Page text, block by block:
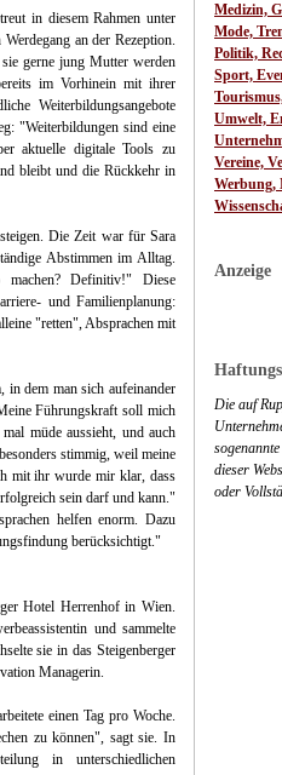
Medizin,
Mode,
Politik,
Sport,
Umwelt,
Vereine,
Werbung,
Anzeige
Die auf
dieser
oder
in diesem Rahmen unter
an der Rezeption.
gerne jung Mutter werden
im Vorhinein mit ihrer
Weiterbildungsangebote
"Weiterbildungen sind eine
aktuelle digitale Tools zu
bleibt und die Rückkehr in
Die Zeit war für Sara
Abstimmen im Alltag.
Definitiv!" Diese
und Familienplanung:
"retten", Absprachen mit
in dem man sich aufeinander
Führungskraft soll mich
müde aussieht, und auch
stimmig, weil meine
mit ihr wurde mir klar, dass
sein darf und kann."
helfen enorm. Dazu
berücksichtigt."
Hotel Herrenhof in Wien.
und sammelte
sie in das Steigenberger
Managerin.
einen Tag pro Woche.
zu können", sagt sie. In
in unterschiedlichen